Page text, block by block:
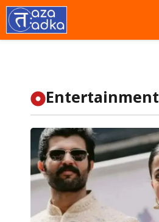
Skip
to
content
Entertainment